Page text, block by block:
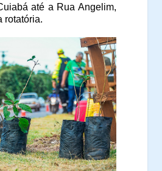
até a Rua Angelim,
rotatória.